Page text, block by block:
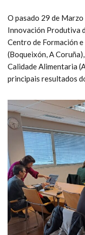
O pasado 29 de
Innovación Produtiva
Centro de Formación
(Boqueixón, A
Calidade Alimentaria
principais resultados